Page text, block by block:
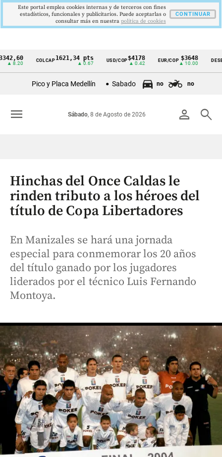
Cintillo
Colombia
COLCAP1621,34 pts USD/COP$4178
▲ 0.42
EUR/COP $3648
▲ 10.00
DESEMPLEO
Pico y Placa Medellín Sabado no no
person search
Sábado, 8 de Agosto de 2026
menu
Hinchas del Once Caldas le
rinden tributo a los héroes del
título de Copa Libertadores
En Manizales se hará una jornada
especial para conmemorar los 20 años
del título ganado por los jugadores
liderados por el técnico Luis Fernando
Montoya.
Este portal emplea cookies internas y de terceros con fines
estadísticos, funcionales y publicitarios. Puede aceptarlas o
consultar más en nuestra politica de cookies
CONTINUAR